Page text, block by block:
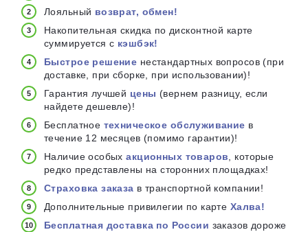
Лояльный возврат, обмен!
Накопительная скидка по дисконтной карте
суммируется с кэшбэк!
Быстрое решение нестандартных вопросов (при
доставке, при сборке, при использовании)!
Гарантия лучшей цены (вернем разницу, если
найдете дешевле)!
Бесплатное техническое обслуживание в
течение 12 месяцев (помимо гарантии)!
Наличие особыхакционных товаров , которые
редко представлены на сторонних площадках!
Страховка заказа в транспортной компании!
Дополнительные привилегии по карте Халва!
Бесплатная доставка по России заказов дороже